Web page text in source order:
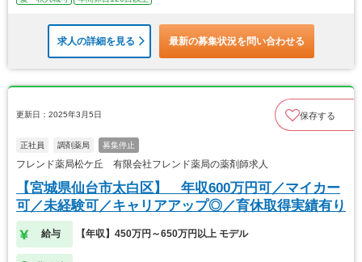
求人の詳細を見る 最新の募集状況を問い合わせる
更新日：2025年3月5日 保存する
正社員 調剤薬局 募集停止
フレンド薬局松ケ丘 有限会社フレンド薬局の薬剤師求人
【宮城県仙台市太白区】 年収600万円可／マイカー
可／未経験可／キャリアアップ◎／育休取得実績有り
給与 【年収】450万円～650万円以上 モデル